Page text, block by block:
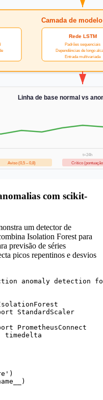
Camada de
Rede LSTM
Padrões sequenciais
Dependências de longo
Entrada multivariada
Linha de base normal vs
t=24h
Aviso (0,5 – 0,8) Crítico
com scikit-
um detector de
Isolation Forest para
previsão de séries
picos repentinos e desvios
anomaly detection
StandardScaler
PrometheusConnect
timedelta